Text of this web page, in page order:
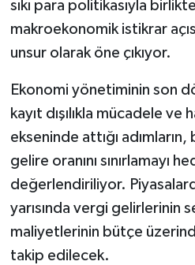
sıkı para politikasıyla
makroekonomik istikrar
unsur olarak öne çıkıyor.
Ekonomi yönetiminin son
kayıt dışılıkla mücadele
ekseninde attığı adımların,
gelire oranını sınırlamayı
değerlendiriliyor.
yarısında vergi gelirlerinin
maliyetlerinin bütçe
takip edilecek.